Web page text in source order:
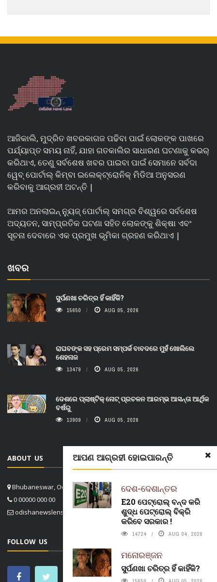
ଆପଣ ଆଗ୍ରହୀ ହୋଇପାରନ୍ତି
ଦେଶ-ଦେଶାନ୍ତର
E20 ପେଟ୍ରୋଲ୍ ବନ୍ଦ କରି
ଶୁଦ୍ଧ ପେଟ୍ରୋଲ୍ ବିକ୍ରି
କରିବେ ସରକାର !
14724 AUG 04, 2026
ମନୋରଞ୍ଜନ
ସୁର୍ପଣଖା ଚରିତ୍ର ହିଁ କାହିଁକି?
ଆଜିକାଲି, ମୁଦ୍ରିତ ଖବରକାଗଜ ପଢିବା ପାଇଁ ଲୋକଙ୍କ ପାଖରେ
ପର୍ଯ୍ୟାପ୍ତ ସମୟ ନାହିଁ, ଯାହା ଗତକାଲିର ସାଧାରଣ ଘଟଣାକୁ କଭର୍
କରିଥାଏ, ତେଣୁ ସର୍ବଶେଷ ଖବର ପାଇବା ପାଇଁ ସେମାନେ ସର୍ବଦା
ୱେବ୍ ପୋର୍ଟାଲ୍ କିମ୍ବା ଇଲେକ୍ଟ୍ରୋନିକ୍ ମିଡିଆ ଅନୁସରଣ
କରିବାକୁ ଆଗ୍ରହୀ ଅଟନ୍ତି |
ଆମର ଅନଲାଇନ୍ ନ୍ୟୁଜ୍ ପୋର୍ଟାଲ୍ ସମଗ୍ର ବିଶ୍ୱରେ ସର୍ବଶେଷ
ଅଦ୍ୟତନ, ସାମ୍ପ୍ରତିକ ଘଟଣା ସହିତ ଲୋକଙ୍କୁ ଶିକ୍ଷା ଏବଂ
ସୂଚନା ଦେବାରେ ଏକ ପ୍ରମୁଖ ଭୂମିକା ଗ୍ରହଣ କରିଥାଏ |
ଖବର
ସୁର୍ପଣଖା ଚରିତ୍ର ହିଁ କାହିଁକି?
15650 AUG 05, 2026
ରାଘବଙ୍କ ସହ ପ୍ରେମ ସମ୍ପର୍କ ବାବଦରେ ମୁହଁ ଖୋଲିଲେ
ଶେହନାଜ
13479 AUG 05, 2026
ଦେଶରେ ପ୍ଲାଷ୍ଟିକ୍ ନୋଟ୍‌ ପ୍ରଚଳନ ଆରମ୍ଭ ଆସନ୍ତା ଆର୍ଥିକ
ବର୍ଷରୁ
13909 AUG 05, 2026
ABOUT US
Bhubaneswar, Odisha, India
0 00000 000 00
odishanewslens@gmail.com
FOLLOW US